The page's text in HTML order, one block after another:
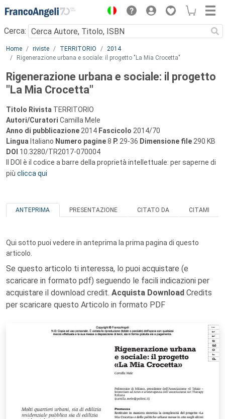
Menu
Cerca:
Main content
Home riviste TERRITORIO
2014
Rigenerazione urbana e sociale: il progetto "La Mia Crocetta"
Rigenerazione urbana e sociale: il progetto
"La Mia Crocetta"
Titolo Rivista TERRITORIO
Autori/Curatori Camilla Mele
Anno di pubblicazione 2014 Fascicolo 2014/70
Lingua Italiano Numero pagine8 P. 29-36 Dimensione file 290 KB
DOI 10.3280/TR2017-070004
Il DOI è il codice a barre della proprietà intellettuale: per saperne di
più clicca qui
ANTEPRIMA PRESENTAZIONE CITATO DA CITAMI
Qui sotto puoi vedere in anteprima la prima pagina di questo
articolo.
Se questo articolo ti interessa, lo puoi acquistare (e
scaricare in formato pdf) seguendo le facili indicazioni per
acquistare il download credit. Acquista Download Credits
per scaricare questo Articolo in formato PDF